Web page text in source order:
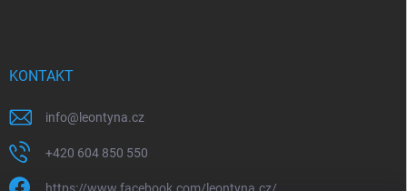
KONTAKT
info@ leontyna.cz
+420 604 850 550